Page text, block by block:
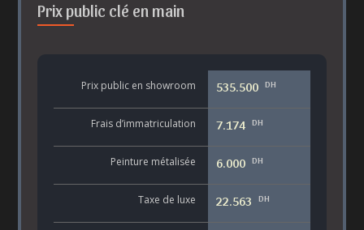
Prix public clé en main
Prix public en showroom 535.500 DH
Frais d’immatriculation 7.174 DH
Peinture métalisée 6.000 DH
Taxe de luxe 22.563 DH